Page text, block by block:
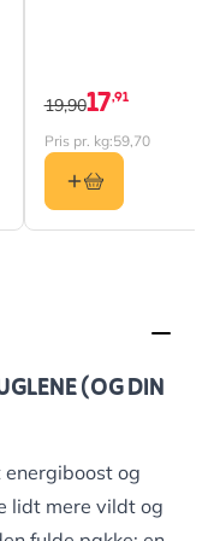
17,91
19,90
Pris pr. kg:59,70
(OG DIN
og
lidt mere vildt og